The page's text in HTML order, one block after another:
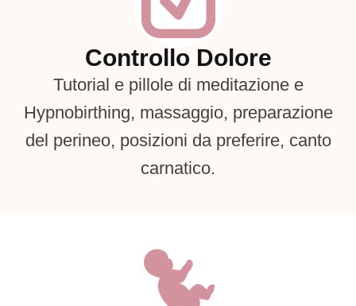
Controllo Dolore
Tutorial e pillole di meditazione e
Hypnobirthing, massaggio, preparazione
del perineo, posizioni da preferire, canto
carnatico.